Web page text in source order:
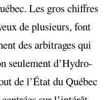
Les gros chiffres
de plusieurs, font
des arbitrages qui
seulement d’Hydro-
de l’État du Québec